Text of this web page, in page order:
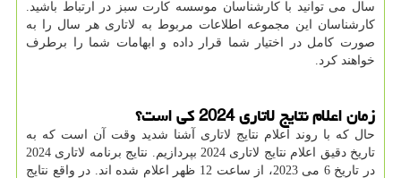
سال می توانید با کارشناسان موسسه کارت سبز در ارتباط باشید.
کارشناسان این مجموعه اطلاعات مربوط به لاتاری هر سال را به
صورت کامل در اختیار شما قرار داده و ابهامات شما را برطرف
خواهند کرد.
زمان اعلام نتایج لاتاری 2024 کی است؟
حال که با روند اعلام نتایج لاتاری آشنا شدید وقت آن است که به
تاریخ دقیق اعلام نتایج لاتاری 2024 بپردازیم. نتایج برنامه لاتاری 2024
در تاریخ 6 می 2023، از ساعت 12 ظهر اعلام شده اند. در واقع نتایج